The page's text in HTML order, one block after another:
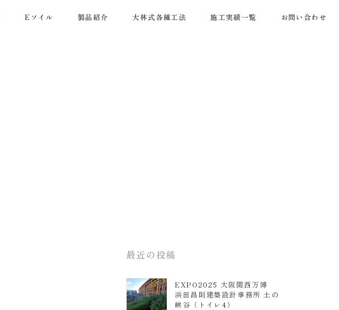
Eソイル 製品紹介 大林式各種工法 施工実績一覧 お問い合わせ
最近の投稿
EXPO2025 大阪関西万博
浜田昌則建築設計事務所 土の
峡谷（トイレ4）